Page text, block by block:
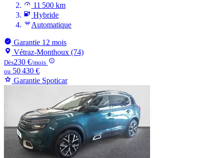
11 500 km
Hybride
Automatique
Garantie 12 mois
Vétraz-Monthoux (74)
Dès230 €/mois
ou 50 430 €
Garantie Spoticar